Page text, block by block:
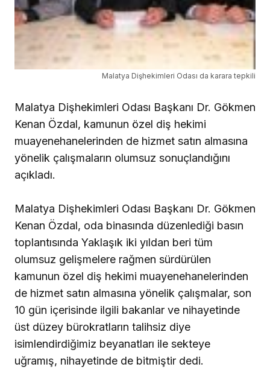
Malatya Dişhekimleri Odası da karara tepkili
Malatya Dişhekimleri Odası Başkanı Dr. Gökmen
Kenan Özdal, kamunun özel diş hekimi
muayenehanelerinden de hizmet satın almasına
yönelik çalışmaların olumsuz sonuçlandığını
açıkladı.
Malatya Dişhekimleri Odası Başkanı Dr. Gökmen
Kenan Özdal, oda binasında düzenlediği basın
toplantısında Yaklaşık iki yıldan beri tüm
olumsuz gelişmelere rağmen sürdürülen
kamunun özel diş hekimi muayenehanelerinden
de hizmet satın almasına yönelik çalışmalar, son
10 gün içerisinde ilgili bakanlar ve nihayetinde
üst düzey bürokratların talihsiz diye
isimlendirdiğimiz beyanatları ile sekteye
uğramış, nihayetinde de bitmiştir dedi.